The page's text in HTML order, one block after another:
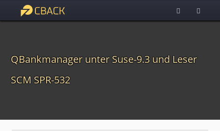
QBankmanager unter Suse-9.3 und Leser
SCM SPR-532